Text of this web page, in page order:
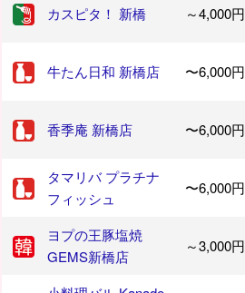
カスピタ！ 新橋 ～4,000円
牛たん日和 新橋店 〜6,000円
香季庵 新橋店 〜6,000円
タマリバ プラチナ
フィッシュ
〜6,000円
ヨプの王豚塩焼
GEMS新橋店
～3,000円